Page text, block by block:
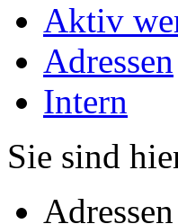
Aktiv
Adressen
Intern
Sie sind
Adressen